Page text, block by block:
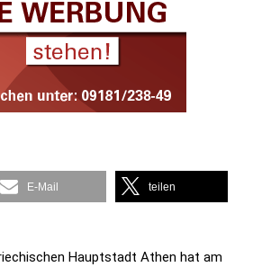
E-Mail teilen
Hauptstadt Athen hat am